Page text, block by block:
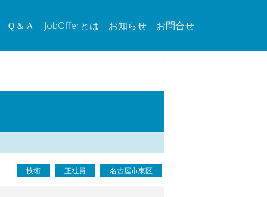
Ｑ＆Ａ JobOfferとは お知らせ お問合せ
技術 正社員 名古屋市東区